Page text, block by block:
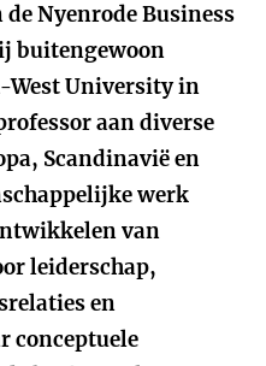
Nyenrode Business
buitengewoon
West University in
aan diverse
Scandinavië en
werk
van
leiderschap,
en
conceptuele